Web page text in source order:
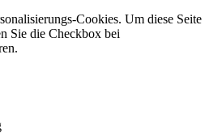
Cookies. Um diese Seite
Sie die Checkbox bei